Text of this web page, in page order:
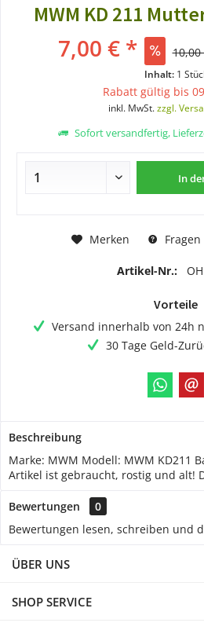
MWM KD 211
7,00 € *
Inhalt: 1
Rabatt gültig bis
inkl. MwSt.zzgl.
Sofort versandfertig,
In
Merken
Artikel-Nr.:
Vorteile
Versand innerhalb von 24h
30 Tage Geld-
Beschreibung
Marke: MWM Modell: MWM KD211
Artikel ist gebraucht, rostig und alt!
Bewertungen
0
Bewertungen lesen, schreiben und
ÜBER UNS
SHOP SERVICE